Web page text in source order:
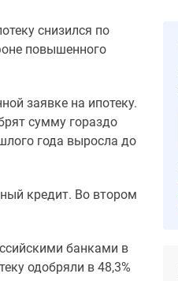
снизился по
повышенного
заявке на ипотеку.
сумму гораздо
года выросла до
кредит. Во втором
банками в
одобряли в 48,3%